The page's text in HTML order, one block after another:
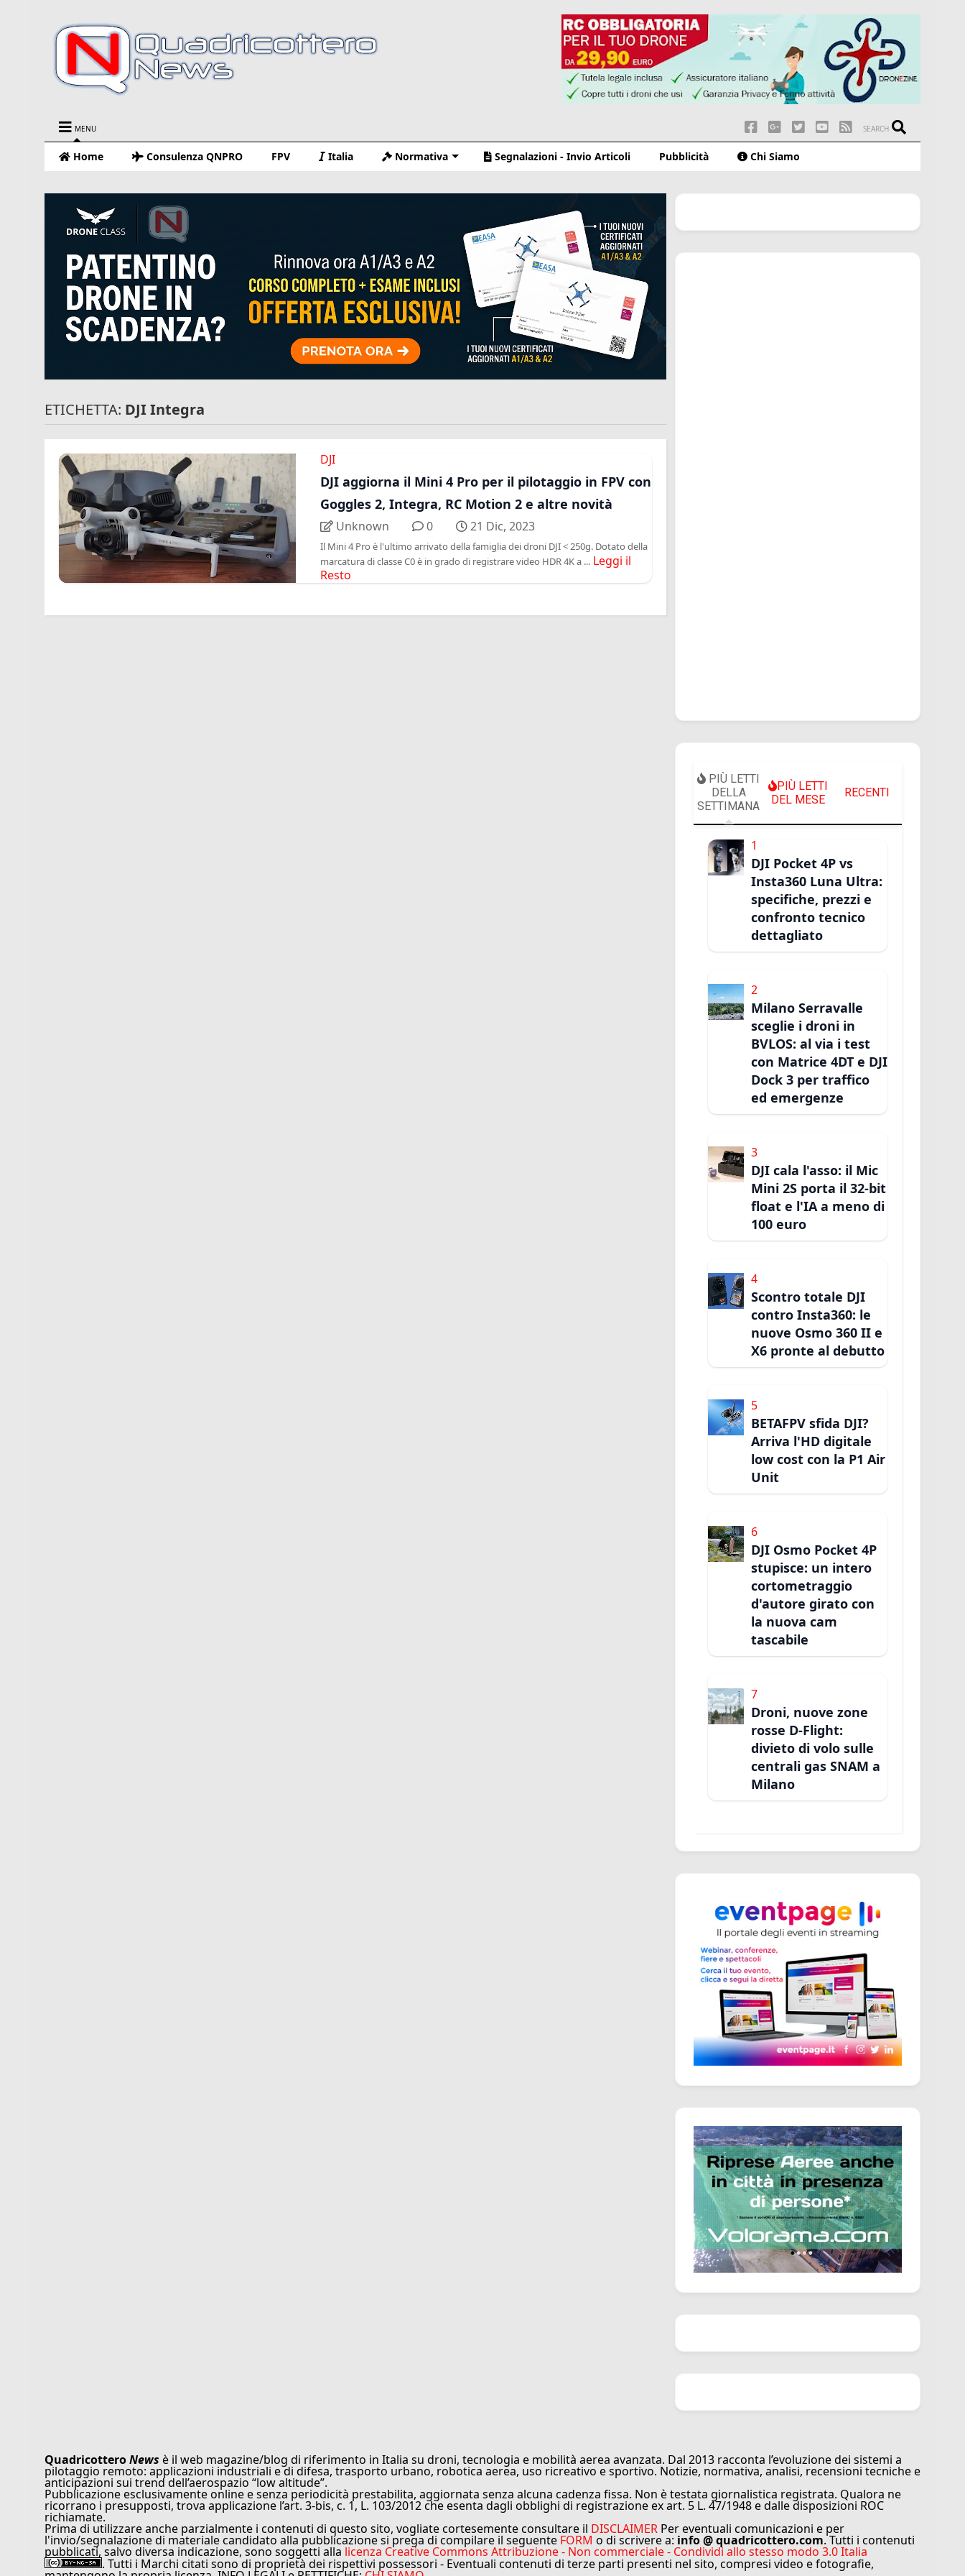
MENU SEARCH
Home Consulenza QNPRO FPV Italia Normativa Segnalazioni - Invio Articoli Pubblicità Chi Siamo
ETICHETTA: DJI Integra
DJI
DJI aggiorna il Mini 4 Pro per il pilotaggio in FPV con
Goggles 2, Integra, RC Motion 2 e altre novità
Unknown 0 21 Dic, 2023
Il Mini 4 Pro è l'ultimo arrivato della famiglia dei droni DJI < 250g. Dotato della
marcatura di classe C0 è in grado di registrare video HDR 4K a ... Leggi il
Resto
PIÙ LETTI
DELLA
SETTIMANA
PIÙ LETTI
DEL MESE
RECENTI
1
DJI Pocket 4P vs
Insta360 Luna Ultra:
specifiche, prezzi e
confronto tecnico
dettagliato
2
Milano Serravalle
sceglie i droni in
BVLOS: al via i test
con Matrice 4DT e DJI
Dock 3 per traffico
ed emergenze
3
DJI cala l'asso: il Mic
Mini 2S porta il 32-bit
float e l'IA a meno di
100 euro
4
Scontro totale DJI
contro Insta360: le
nuove Osmo 360 II e
X6 pronte al debutto
5
BETAFPV sfida DJI?
Arriva l'HD digitale
low cost con la P1 Air
Unit
6
DJI Osmo Pocket 4P
stupisce: un intero
cortometraggio
d'autore girato con
la nuova cam
tascabile
7
Droni, nuove zone
rosse D-Flight:
divieto di volo sulle
centrali gas SNAM a
Milano
QuadricotteroNews è il web magazine/blog di riferimento in Italia su droni, tecnologia e mobilità aerea avanzata. Dal 2013 racconta l’evoluzione dei sistemi a
pilotaggio remoto: applicazioni industriali e di difesa, trasporto urbano, robotica aerea, uso ricreativo e sportivo. Notizie, normativa, analisi, recensioni tecniche e
anticipazioni sui trend dell’aerospazio “low altitude”.
Pubblicazione esclusivamente online e senza periodicità prestabilita, aggiornata senza alcuna cadenza fissa. Non è testata giornalistica registrata. Qualora ne
ricorrano i presupposti, trova applicazione l’art. 3-bis, c. 1, L. 103/2012 che esenta dagli obblighi di registrazione ex art. 5 L. 47/1948 e dalle disposizioni ROC
richiamate.
Prima di utilizzare anche parzialmente i contenuti di questo sito, vogliate cortesemente consultare il DISCLAIMER Per eventuali comunicazioni e per
l'invio/segnalazione di materiale candidato alla pubblicazione si prega di compilare il seguente FORM o di scrivere a: info @ quadricottero.com. Tutti i contenuti
pubblicati, salvo diversa indicazione, sono soggetti alla licenza Creative Commons Attribuzione - Non commerciale - Condividi allo stesso modo 3.0 Italia
. Tutti i Marchi citati sono di proprietà dei rispettivi possessori - Eventuali contenuti di terze parti presenti nel sito, compresi video e fotografie,